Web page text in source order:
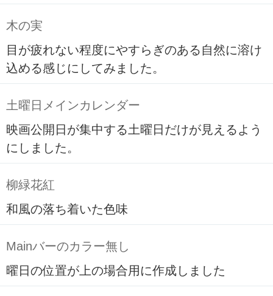
木の実
目が疲れない程度にやすらぎのある自然に溶け
込める感じにしてみました。
土曜日メインカレンダー
映画公開日が集中する土曜日だけが見えるよう
にしました。
柳緑花紅
和風の落ち着いた色味
Mainバーのカラー無し
曜日の位置が上の場合用に作成しました